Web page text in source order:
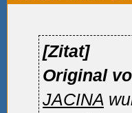
[Zitat]
Original
JACINA